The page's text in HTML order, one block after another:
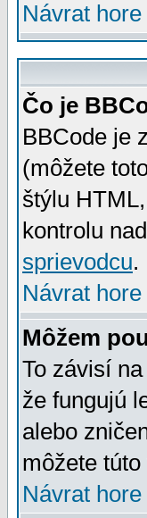
Návrat hore
Čo je
BBCode je
(môžete
štýlu
kontrolu
sprievodcu.
Návrat hore
Môžem
To závisí
že fungujú
alebo
môžete
Návrat hore